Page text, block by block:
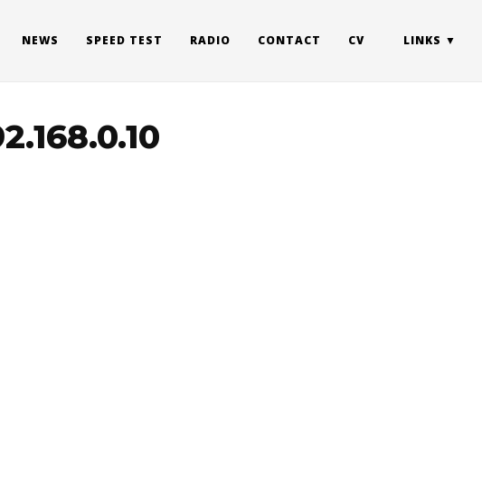
NEWS SPEED TEST RADIO CONTACT CV LINKS